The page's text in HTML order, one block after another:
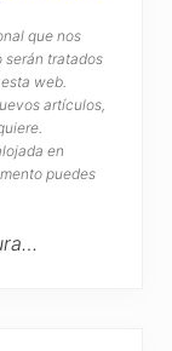
que nos
serán tratados
web.
artículos,
en
puedes